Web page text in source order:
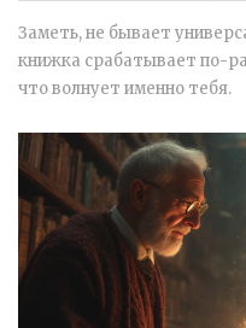
Заметь, не бывает
книжка срабатывает по-
что волнует именно тебя.